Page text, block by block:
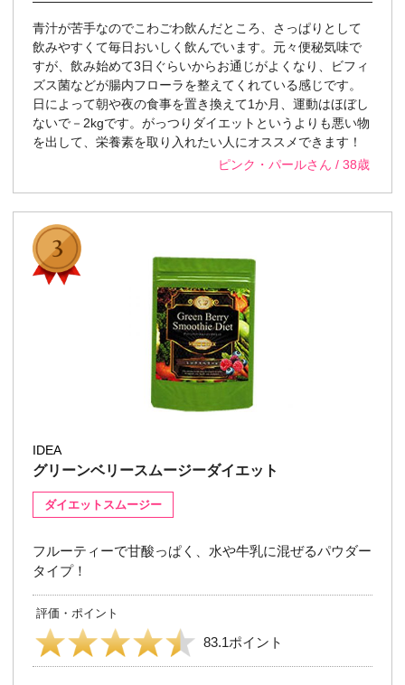
青汁が苦手なのでこわごわ飲んだところ、さっぱりとして
飲みやすくて毎日おいしく飲んでいます。元々便秘気味で
すが、飲み始めて3日ぐらいからお通じがよくなり、ビフィ
ズス菌などが腸内フローラを整えてくれている感じです。
日によって朝や夜の食事を置き換えて1か月、運動はほぼし
ないで－2kgです。がっつりダイエットというよりも悪い物
を出して、栄養素を取り入れたい人にオススメできます！
ピンク・パールさん / 38歳
IDEA
グリーンベリースムージーダイエット
ダイエットスムージー
フルーティーで甘酸っぱく、水や牛乳に混ぜるパウダー
タイプ！
評価・ポイント
83.1ポイント